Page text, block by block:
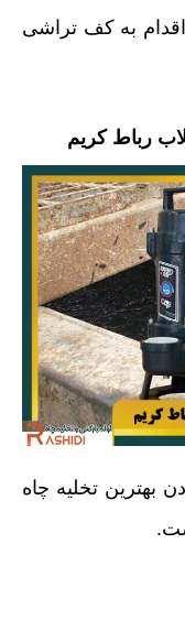
به کف تراشی
رباط کریم
بهترین تخلیه چاه